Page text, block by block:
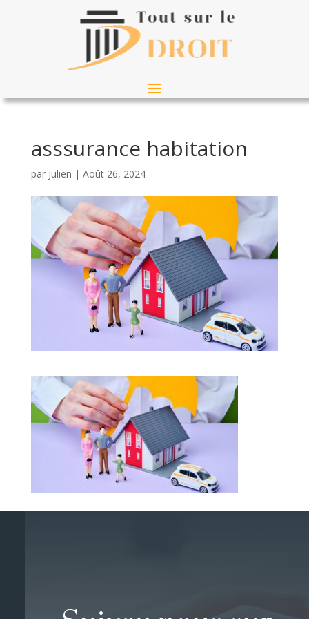
asssurance habitation
par Julien | Août 26, 2024